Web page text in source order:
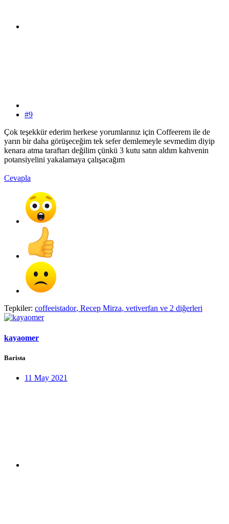
#9
Çok teşekkür ederim herkese yorumlarınız için Coffeerem ile de
yarın bir daha görüşeceğim tek sefer demlemeyle sevmedim diyip
kenara atma taraftarı değilim çünkü 3 kutu satın aldım kahvenin
potansiyelini yakalamaya çalışacağım
Cevapla
Tepkiler: coffeeistador, Recep Mirza, vetiverfan ve 2 diğerleri
kayaomer
Barista
11 May 2021